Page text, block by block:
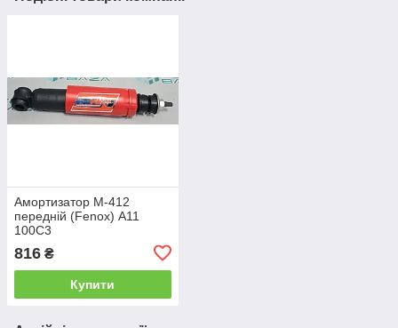
Амортизатор М-412
передній (Fenox) А11
100С3
816 ₴
Купити